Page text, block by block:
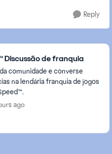
Reply
Discussão de franquia
comunidade e converse
na lendária franquia de jogos
ago